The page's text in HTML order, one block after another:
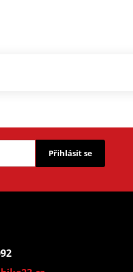
Přihlásit se